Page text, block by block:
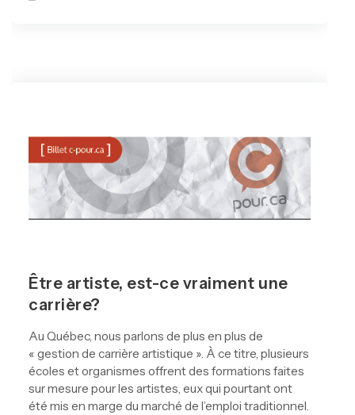
Être artiste, est-ce vraiment une
carrière?
Au Québec, nous parlons de plus en plus de
« gestion de carrière artistique ». À ce titre, plusieurs
écoles et organismes offrent des formations faites
sur mesure pour les artistes, eux qui pourtant ont
été mis en marge du marché de l’emploi traditionnel.